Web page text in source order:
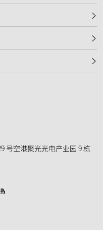
号空港聚光光电产业园 9 栋